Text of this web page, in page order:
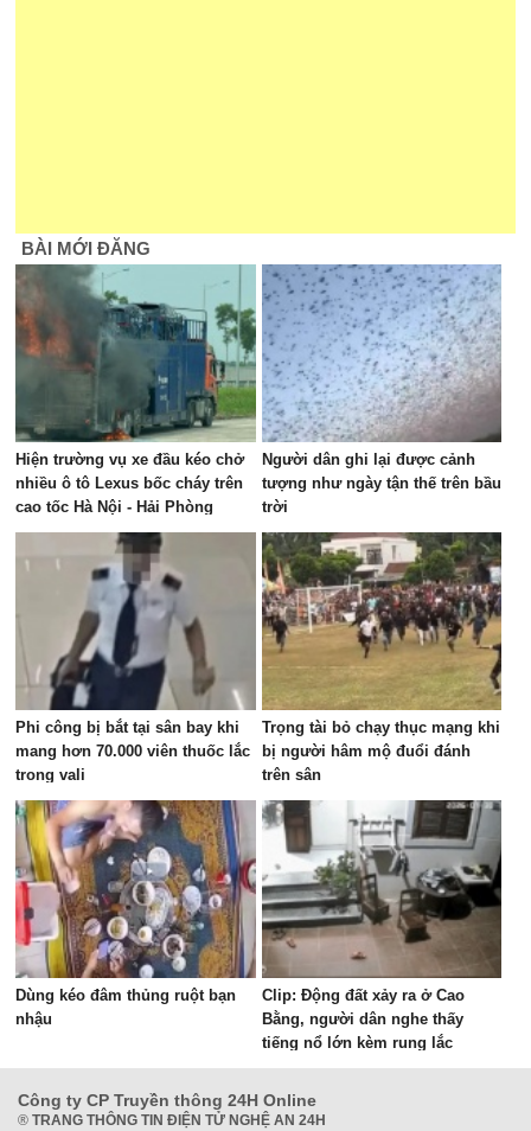
BÀI MỚI ĐĂNG
Hiện trường vụ xe đầu kéo chở
nhiều ô tô Lexus bốc cháy trên
cao tốc Hà Nội - Hải Phòng
Người dân ghi lại được cảnh
tượng như ngày tận thế trên bầu
trời
Phi công bị bắt tại sân bay khi
mang hơn 70.000 viên thuốc lắc
trong vali
Trọng tài bỏ chạy thục mạng khi
bị người hâm mộ đuổi đánh
trên sân
Dùng kéo đâm thủng ruột bạn
nhậu
Clip: Động đất xảy ra ở Cao
Bằng, người dân nghe thấy
tiếng nổ lớn kèm rung lắc
Công ty CP Truyền thông 24H Online
® TRANG THÔNG TIN ĐIỆN TỬ NGHỆ AN 24H